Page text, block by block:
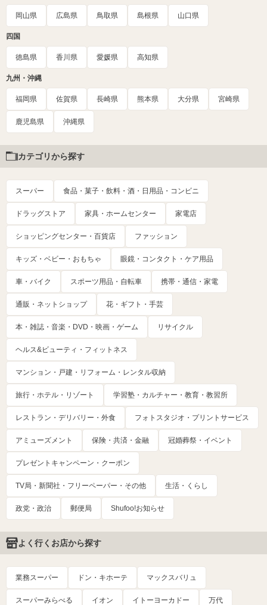
岡山県 広島県 鳥取県 島根県 山口県
四国
徳島県 香川県 愛媛県 高知県
九州・沖縄
福岡県 佐賀県 長崎県 熊本県 大分県 宮崎県
鹿児島県 沖縄県
カテゴリから探す
スーパー 食品・菓子・飲料・酒・日用品・コンビニ
ドラッグストア 家具・ホームセンター 家電店
ショッピングセンター・百貨店 ファッション
キッズ・ベビー・おもちゃ 眼鏡・コンタクト・ケア用品
車・バイク スポーツ用品・自転車 携帯・通信・家電
通販・ネットショップ 花・ギフト・手芸
本・雑誌・音楽・DVD・映画・ゲーム リサイクル
ヘルス&ビューティ・フィットネス
マンション・戸建・リフォーム・レンタル収納
旅行・ホテル・リゾート 学習塾・カルチャー・教育・教習所
レストラン・デリバリー・外食 フォトスタジオ・プリントサービス
アミューズメント 保険・共済・金融 冠婚葬祭・イベント
プレゼントキャンペーン・クーポン
TV局・新聞社・フリーペーパー・その他 生活・くらし
政党・政治 郵便局 Shufoo!お知らせ
よく行くお店から探す
業務スーパー ドン・キホーテ マックスバリュ
スーパーみらべる イオン イトーヨーカドー 万代